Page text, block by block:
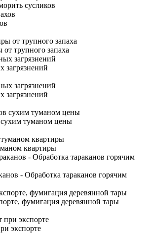
сусликов
трупного запаха
загрязнений
загрязнений
сухим туманом цены
квартиры
- Обработка тараканов горячим
фумигация деревянной тары
экспорте